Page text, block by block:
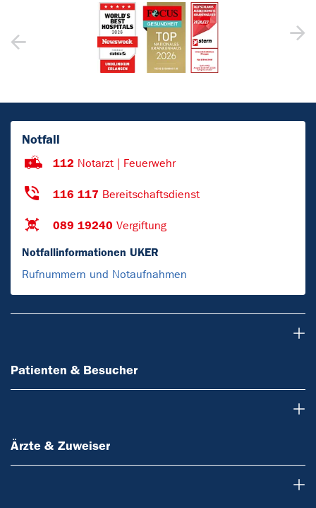
Notfall
112 Notarzt | Feuerwehr
116 117 Bereitschaftsdienst
089 19240 Vergiftung
Notfallinformationen UKER
Rufnummern und Notaufnahmen
Patienten & Besucher
Ärzte & Zuweiser